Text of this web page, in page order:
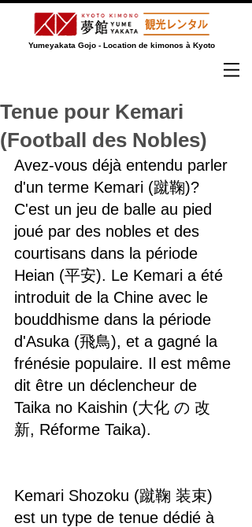
Yumeyakata Gojo - Location de kimonos à Kyoto
Tenue pour Kemari
(Football des Nobles)
Avez-vous déjà entendu parler
d'un terme Kemari (蹴鞠)?
C'est un jeu de balle au pied
joué par des nobles et des
courtisans dans la période
Heian (平安). Le Kemari a été
introduit de la Chine avec le
bouddhisme dans la période
d'Asuka (飛鳥), et a gagné la
frénésie populaire. Il est même
dit être un déclencheur de
Taika no Kaishin (大化 の 改
新, Réforme Taika).
Kemari Shozoku (蹴鞠 装束)
est un type de tenue dédié à